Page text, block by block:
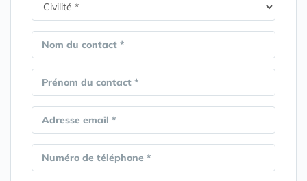
Nom du contact *
Prénom du contact *
Adresse email *
Numéro de téléphone *